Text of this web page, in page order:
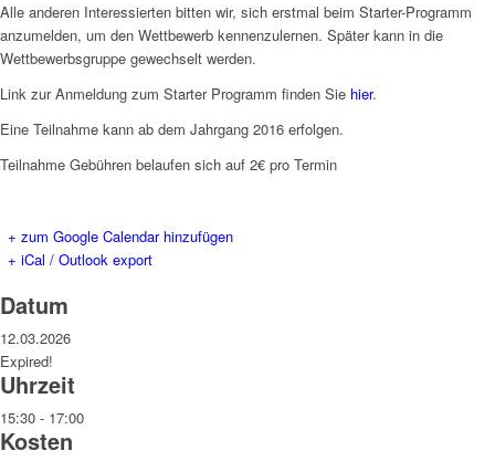
Alle anderen Interessierten bitten wir, sich erstmal beim Starter-Programm
anzumelden, um den Wettbewerb kennenzulernen. Später kann in die
Wettbewerbsgruppe gewechselt werden.
Link zur Anmeldung zum Starter Programm finden Sie hier.
Eine Teilnahme kann ab dem Jahrgang 2016 erfolgen.
Teilnahme Gebühren belaufen sich auf 2€ pro Termin
+ zum Google Calendar hinzufügen
+ iCal / Outlook export
Datum
12.03.2026
Expired!
Uhrzeit
15:30 - 17:00
Kosten